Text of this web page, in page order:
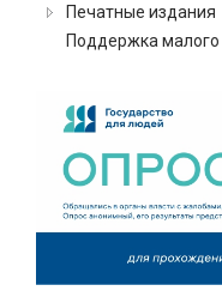
Печатные издания
Поддержка малого